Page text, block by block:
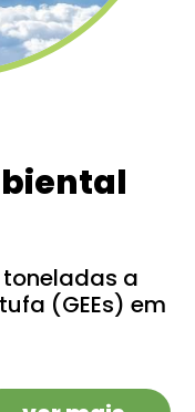
toneladas a
(GEEs) em